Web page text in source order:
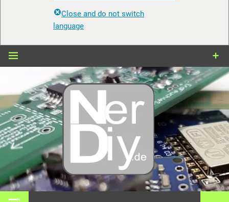
Close and do not switch
language
Zum
En nerdiy.de, todo gira en torno a la electrónica, el bricolaje,
la impresión 3D, el hogar inteligente y muchos otros temas